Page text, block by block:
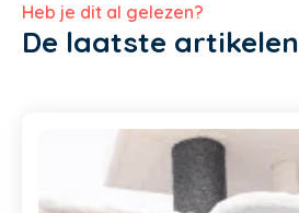
Heb je dit al gelezen?
De laatste artikelen